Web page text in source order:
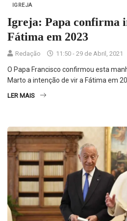
IGREJA
Igreja: Papa confirma
Fátima em 2023
Redação 11:50 - 29 de Abril, 2021
O Papa Francisco confirmou esta
Marto a intenção de vir a Fátima em
LER MAIS